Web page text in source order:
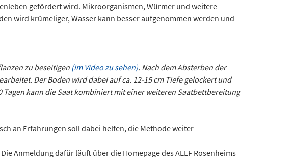
gefördert wird. Mikroorganismen, Würmer und weitere
wird krümeliger, Wasser kann besser aufgenommen werden und
zu beseitigen (im Video zu sehen). Nach dem Absterben der
Der Boden wird dabei auf ca. 12-15 cm Tiefe gelockert und
kann die Saat kombiniert mit einer weiteren Saatbettbereitung
an Erfahrungen soll dabei helfen, die Methode weiter
Die Anmeldung dafür läuft über die Homepage des AELF Rosenheims